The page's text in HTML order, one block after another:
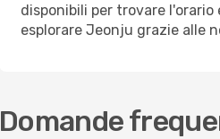
disponibili per trovare
esplorare Jeonju grazie alle
Domande